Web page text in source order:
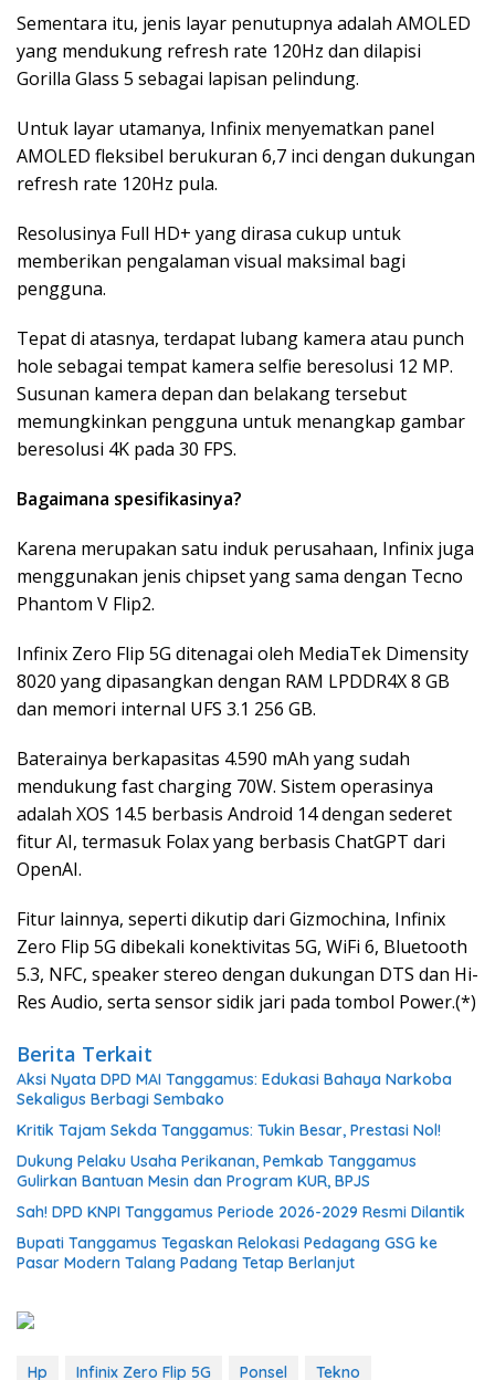
Sementara itu, jenis layar penutupnya adalah AMOLED
yang mendukung refresh rate 120Hz dan dilapisi
Gorilla Glass 5 sebagai lapisan pelindung.
Untuk layar utamanya, Infinix menyematkan panel
AMOLED fleksibel berukuran 6,7 inci dengan dukungan
refresh rate 120Hz pula.
Resolusinya Full HD+ yang dirasa cukup untuk
memberikan pengalaman visual maksimal bagi
pengguna.
Tepat di atasnya, terdapat lubang kamera atau punch
hole sebagai tempat kamera selfie beresolusi 12 MP.
Susunan kamera depan dan belakang tersebut
memungkinkan pengguna untuk menangkap gambar
beresolusi 4K pada 30 FPS.
Bagaimana spesifikasinya?
Karena merupakan satu induk perusahaan, Infinix juga
menggunakan jenis chipset yang sama dengan Tecno
Phantom V Flip2.
Infinix Zero Flip 5G ditenagai oleh MediaTek Dimensity
8020 yang dipasangkan dengan RAM LPDDR4X 8 GB
dan memori internal UFS 3.1 256 GB.
Baterainya berkapasitas 4.590 mAh yang sudah
mendukung fast charging 70W. Sistem operasinya
adalah XOS 14.5 berbasis Android 14 dengan sederet
fitur AI, termasuk Folax yang berbasis ChatGPT dari
OpenAI.
Fitur lainnya, seperti dikutip dari Gizmochina, Infinix
Zero Flip 5G dibekali konektivitas 5G, WiFi 6, Bluetooth
5.3, NFC, speaker stereo dengan dukungan DTS dan Hi-
Res Audio, serta sensor sidik jari pada tombol Power.(*)
Berita Terkait
Aksi Nyata DPD MAI Tanggamus: Edukasi Bahaya Narkoba
Sekaligus Berbagi Sembako
Kritik Tajam Sekda Tanggamus: Tukin Besar, Prestasi Nol!
Dukung Pelaku Usaha Perikanan, Pemkab Tanggamus
Gulirkan Bantuan Mesin dan Program KUR, BPJS
Sah! DPD KNPI Tanggamus Periode 2026-2029 Resmi Dilantik
Bupati Tanggamus Tegaskan Relokasi Pedagang GSG ke
Pasar Modern Talang Padang Tetap Berlanjut
Hp Infinix Zero Flip 5G Ponsel Tekno